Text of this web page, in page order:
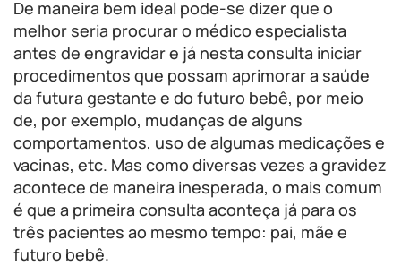
De maneira bem ideal pode-se dizer que o
melhor seria procurar o médico especialista
antes de engravidar e já nesta consulta iniciar
procedimentos que possam aprimorar a saúde
da futura gestante e do futuro bebê, por meio
de, por exemplo, mudanças de alguns
comportamentos, uso de algumas medicações e
vacinas, etc. Mas como diversas vezes a gravidez
acontece de maneira inesperada, o mais comum
é que a primeira consulta aconteça já para os
três pacientes ao mesmo tempo: pai, mãe e
futuro bebê.